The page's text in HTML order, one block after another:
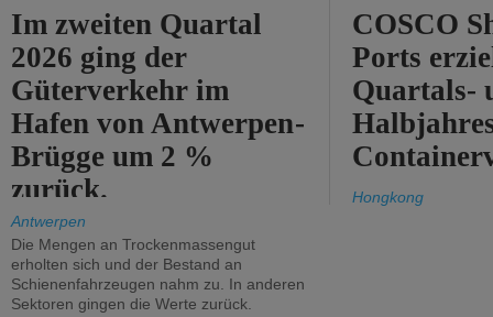
Im zweiten Quartal
2026 ging der
Güterverkehr im
Hafen von Antwerpen-
Brügge um 2 %
zurück.
Antwerpen
Die Mengen an Trockenmassengut
erholten sich und der Bestand an
Schienenfahrzeugen nahm zu. In anderen
Sektoren gingen die Werte zurück.
COSCO
Ports
Quartals-
Hongkong